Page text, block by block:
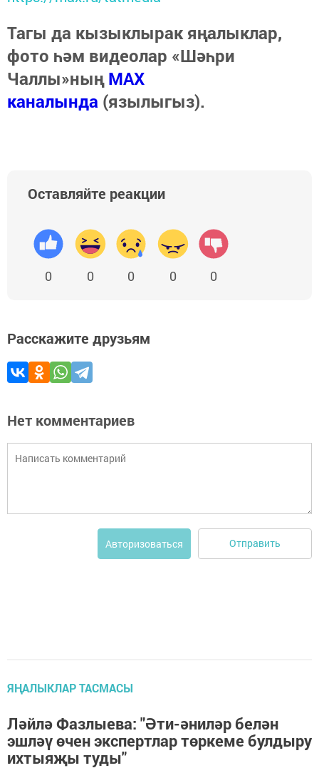
Тагы да кызыклырак яңалыклар,
фото һәм видеолар «Шәһри
Чаллы»ныңMAX
каналында (язылыгыз).
Оставляйте реакции
0 0 0 0 0
Расскажите друзьям
Нет комментариев
Авторизоваться Отправить
ЯҢАЛЫКЛАР ТАСМАСЫ
Ләйлә Фазлыева: "Әти-әниләр белән
эшләү өчен экспертлар төркеме булдыру
ихтыяҗы туды"